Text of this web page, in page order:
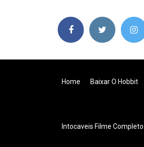
Home Baixar O Hobbit
Intocaveis Filme